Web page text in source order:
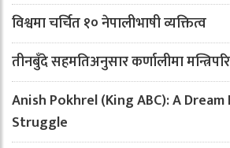
विश्वमा चर्चित १० नेपालीभाषी व्यक्तित्व
तीनबुँदे सहमतिअनुसार कर्णालीमा
Anish Pokhrel (King ABC): A
Struggle